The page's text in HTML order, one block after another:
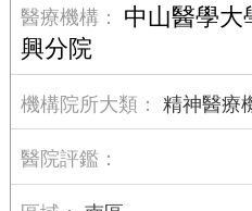
中山醫學大
興分院
精神醫療